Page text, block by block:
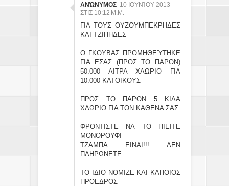
ΑΝΏΝΥΜΟΣ 10 ΙΟΥΝΊΟΥ 2013
ΣΤΙΣ 10:12 Μ.Μ.
ΓΙΑ ΤΟΥΣ ΟΥΖΟΥΜΠΕΚΡΗΔΕΣ
ΚΑΙ ΤΖΙΠΗΔΕΣ
Ο ΓΚΟΥΒΑΣ ΠΡΟΜΗΘΕΎΤΗΚΕ
ΓΙΑ ΕΣΑΣ (ΠΡΟΣ ΤΟ ΠΑΡΟΝ)
50.000 ΛΙΤΡΑ ΧΛΩΡΙΟ ΓΙΑ
10.000 ΚΑΤΟΙΚΟΥΣ
ΠΡΟΣ ΤΟ ΠΑΡΟΝ 5 ΚΙΛΑ
ΧΛΩΡΙΟ ΓΙΑ ΤΟΝ ΚΑΘΕΝΑ ΣΑΣ
ΦΡΟΝΤΙΣΤΕ ΝΑ ΤΟ ΠΙΕΙΤΕ
ΜΟΝΟΡΟΥΦΙ
ΤΖΑΜΠΑ ΕΙΝΑΙ!!! ΔΕΝ
ΠΛΗΡΩΝΕΤΕ
ΤΟ ΙΔΙΟ ΝΟΜΙΖΕ ΚΑΙ ΚΑΠΟΙΟΣ
ΠΡΟΕΔΡΟΣ